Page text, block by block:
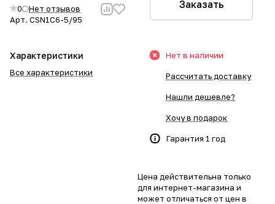
0
Нет отзывов
Арт. CSN1C6-5/95
Характеристики
Все характеристики
Заказать
Нет в наличии
Рассчитать доставку
Нашли дешевле?
Хочу в подарок
Гарантия 1 год
Цена действительна только
для интернет-магазина и
может отличаться от цен в